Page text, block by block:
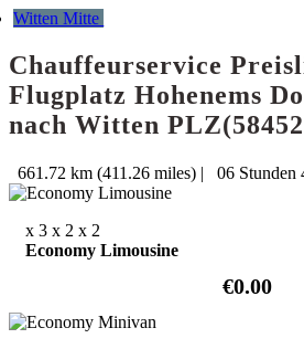
Witten Mitte
Chauffeurservice
Flugplatz Hohenems
nach Witten
661.72 km (411.26 miles) | 06 Stunden
x 3 x 2 x 2
Economy Limousine
€0.00